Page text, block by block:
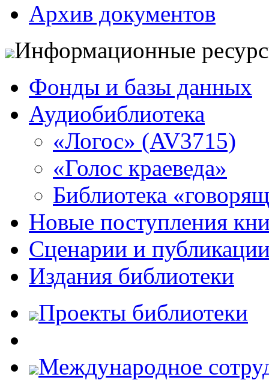
Архив документов
Информационные
Фонды и базы данных
Аудиобиблиотека
«Логос» (AV3715)
«Голос краеведа»
Библиотека
Новые поступления
Сценарии и
Издания библиотеки
Проекты библиотеки
Международное